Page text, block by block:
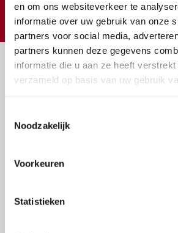
en om ons websiteverkeer te
informatie over uw gebruik van onze
partners voor social media,
partners kunnen deze gegevens
informatie die u aan ze heeft
verzameld op basis van uw gebruik
Noodzakelijk
Voorkeuren
Statistieken
€
Vragen?
of bel ons op: